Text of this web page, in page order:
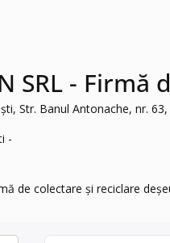
SRL -
Str. Banul Antonache, nr.
-
de colectare și reciclare